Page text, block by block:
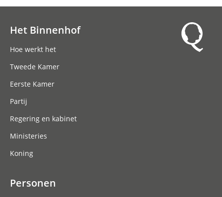
Het Binnenhof
Hoe werkt het
Tweede Kamer
Eerste Kamer
Partij
Regering en kabinet
Ministeries
Koning
Personen